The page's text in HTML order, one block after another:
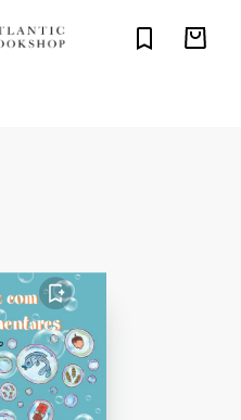
FAVORITO